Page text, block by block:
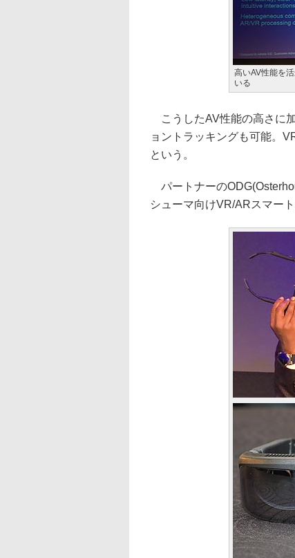
高いAV性能を
いる
こうしたAV性能の高さに
ョントラッキングも可能。
という。
パートナーの
シューマ向けVR/ARスマー